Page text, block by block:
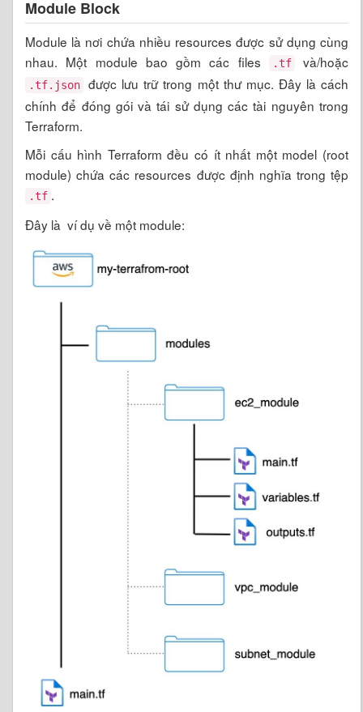
Module Block
Module là nơi chứa nhiều resources được sử dụng cùng
nhau. Một module bao gồm các files
.tf và/hoặc
.tf.json
được lưu trữ trong một thư mục. Đây là cách
chính để đóng gói và tái sử dụng các tài nguyên trong
Terraform.
Mỗi cấu hình Terraform đều có ít nhất một model (root
module) chứa các resources được định nghĩa trong tệp
.tf .
Đây là ví dụ về một module: